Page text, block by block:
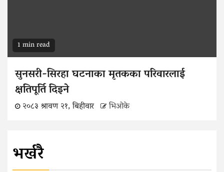
1 min read
सुनसरी-सिरहा घटनाका मृतकका परिवारलाई
क्षतिपूर्ति दिइने
२०८३ श्रावण २१, बिहीवार भिओके
भर्खरै